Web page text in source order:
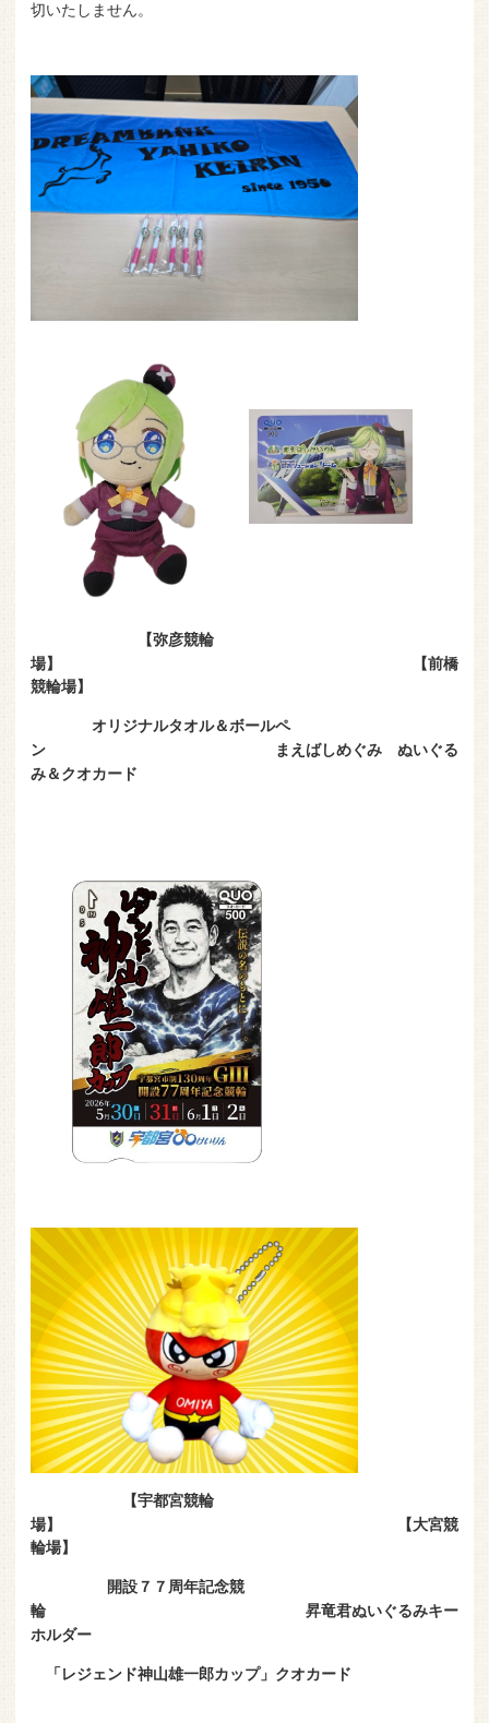
切いたしません。
【弥彦競輪
場】 【前橋
競輪場】
オリジナルタオル＆ボールペ
ン まえばしめぐみ ぬいぐる
み＆クオカード
【宇都宮競輪
場】 【大宮競
輪場】
開設７７周年記念競
輪 昇竜君ぬいぐるみキー
ホルダー
「レジェンド神山雄一郎カップ」クオカード